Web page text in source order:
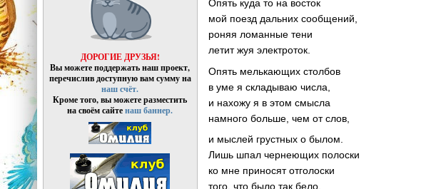
Опять куда то на восток
мой поезд дальних сообщений,
роняя ломанные тени
летит жуя электроток.
Опять мелькающих столбов
в уме я складываю числа,
и нахожу я в этом смысла
намного больше, чем от слов,
и мыслей грустных о былом.
Лишь шпал чернеющих полоски
ко мне приносят отголоски
того, что было так бело,
ДОРОГИЕ ДРУЗЬЯ!
Вы можете поддержать наш проект,
перечислив доступную вам сумму на
наш счёт.
Кроме того, вы можете разместить
на своём сайтенаш баннер.